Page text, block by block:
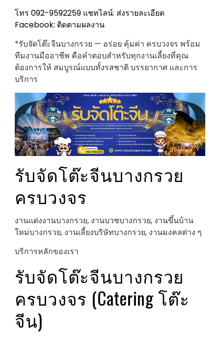
โทร 092-9592259 แชทไลน์: ส่งรายละเอียด
Facebook: ติดตามผลงาน
*รับจัดโต๊ะจีนบางกรวย — อร่อย คุ้มค่า ครบวงจร พร้อม
ทีมงานมืออาชีพ คือคำตอบสำหรับทุกงานเลี้ยงที่คุณ
ต้องการให้ สมบูรณ์แบบทั้งรสชาติ บรรยากาศ และการ
บริการ
รับจัดโต๊ะจีนบางกรวย
ครบวงจร
งานแต่งงานบางกรวย, งานบวชบางกรวย, งานขึ้นบ้าน
ใหม่บางกรวย, งานเลี้ยงบริษัทบางกรวย, งานมงคลต่าง ๆ
บริการหลักของเรา
รับจัดโต๊ะจีนบางกรวย
ครบวงจร (Catering โต๊ะ
จีน)